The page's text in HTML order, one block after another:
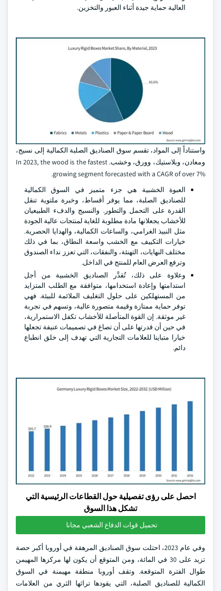
العالية حماية جيدة أثناء العبور والتخزين.
واستناداً إلى المواد، تقسم سوق الصناديق الصلبة الكمالية إلى نسيج،
ومعادن، وبلاستيك، وورق، وخشب. In 2023, the wood is the fastest
growing segment forecasted with a CAGR of over 7%.
العبوة الخشبية هي جزء متميز في السوق الكمالية
للصناديق الصلبة، مما يوفر أقساط، وخبرة ملتوية تنقل
القدرة على التحمل والتطور. والنسيج والدفء الطبيعيان
للأخشاب يجعلانها مادة مطلوبة للغاية لمنتجات عالية الجودة
مثل النبيذ الغرامي، والساعات الكمالية، والهدايا الحصرية.
خيارات التكييف مع الخشب واسعة النطاق، بما في ذلك
مختلف النهايات، التهنئة، والنفقات، التي تعزز نداء الصندوق
وترفع العرض العام للمنتج في الداخل.
وعلاوة على ذلك، تُقدَّر الصناديق الخشبية من أجل
استدامتها وإعادة استخدامها، متوافقة مع الطلب المتزايد
من المستهلكين على حلول التغليف الملائمة للبيئة. فهي
توفر حماية ممتازة وقيمة متصورة عالية، وتسهم في تجربة
غير موثقة. إن القوة المتأصلة للأخشاب تكفل الاستمرارية،
في حين أن قدرتها على أن تصاغ في تصميمات عنيفة تجعلها
خيارا متباينا للعلامات التجارية التي تهدف إلى خلق انطباع
دائم.
احصل على رؤى تفصيلية حول القطاعات الرئيسية التي
تشكل هذا السوق
تحميل قوات الدفاع الشعبي مجانا
وفي عام 2023، احتلت سوق الصناديق المرهقة في أوروبا أكبر حصة
تزيد على 30 في المائة، ومن المتوقع أن يكون لها مركزها المهيمن
طوال الفترة المتوقعة. وتقف أوروبا منطقة مهيمنة في السوق
الكمالية للصناديق الصلبة، التي يقودها تراثها الثري من العلامات